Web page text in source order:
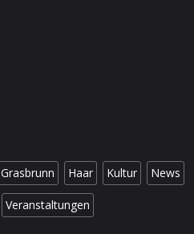
Grasbrunn Haar Kultur News
Veranstaltungen